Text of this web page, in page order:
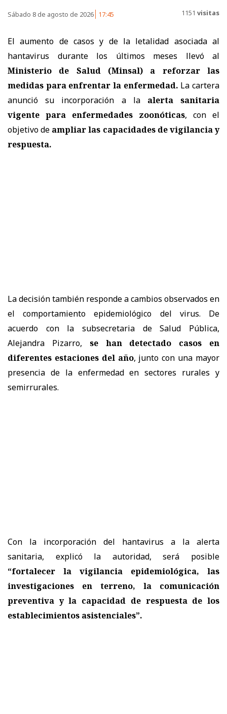
Sábado 8 de agosto de 2026 17:45 1151 visitas
El aumento de casos y de la letalidad asociada al
hantavirus durante los últimos meses llevó al
Ministerio de Salud (Minsal) a reforzar las
medidas para enfrentar la enfermedad. La cartera
anunció su incorporación a la alerta sanitaria
vigente para enfermedades zoonóticas, con el
objetivo de ampliar las capacidades de vigilancia y
respuesta.
La decisión también responde a cambios observados en
el comportamiento epidemiológico del virus. De
acuerdo con la subsecretaria de Salud Pública,
Alejandra Pizarro, se han detectado casos en
diferentes estaciones del año, junto con una mayor
presencia de la enfermedad en sectores rurales y
semirrurales.
Con la incorporación del hantavirus a la alerta
sanitaria, explicó la autoridad, será posible
“fortalecer la vigilancia epidemiológica, las
investigaciones en terreno, la comunicación
preventiva y la capacidad de respuesta de los
establecimientos asistenciales”.